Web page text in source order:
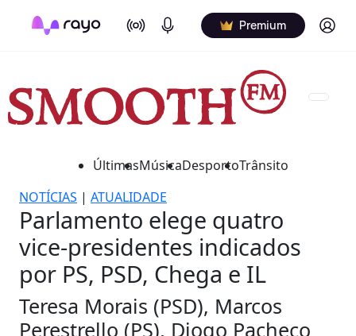
On Air Podcasts Premium Log in
ÚltimasMúsicaDesportoTrânsito
NOTÍCIAS | ATUALIDADE
Parlamento elege quatro
vice-presidentes indicados
por PS, PSD, Chega e IL
Teresa Morais (PSD), Marcos
Perestrello (PS), Diogo Pacheco